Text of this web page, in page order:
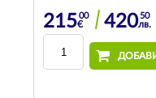
21500
€ 42050
лв.